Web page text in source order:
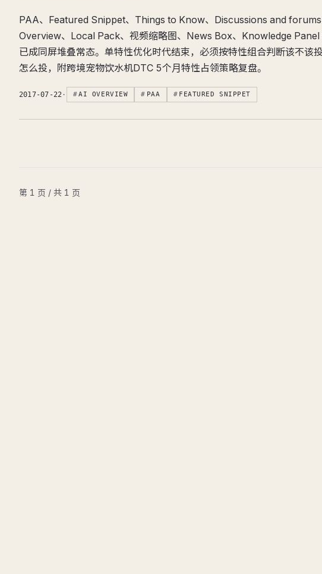
PAA、Featured Snippet、Things to Know、Discussions and
Overview、Local Pack、视频缩略图、News Box、Knowledge Panel
已成同屏堆叠常态。单特性优化时代结束，必须按特性组合判断该不该投
怎么投，附跨境宠物饮水机DTC 5个月特性占领策略复盘。
2017-07-22 · AI OVERVIEW PAA FEATURED SNIPPET
第 1 页 / 共 1 页